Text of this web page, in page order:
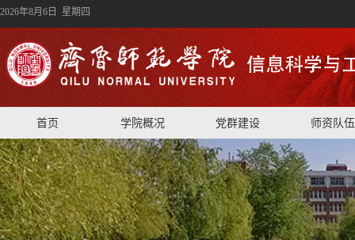
2026年8月6日 星期四
首页 学院概况 党群建设 师资队伍